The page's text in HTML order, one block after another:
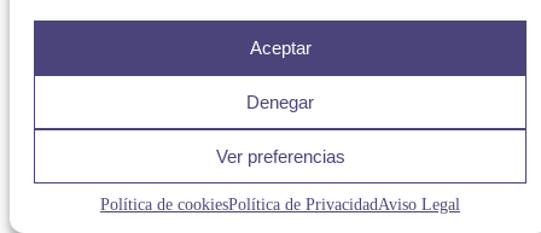
Aceptar
Denegar
Ver preferencias
Política de cookiesPolítica de PrivacidadAviso Legal